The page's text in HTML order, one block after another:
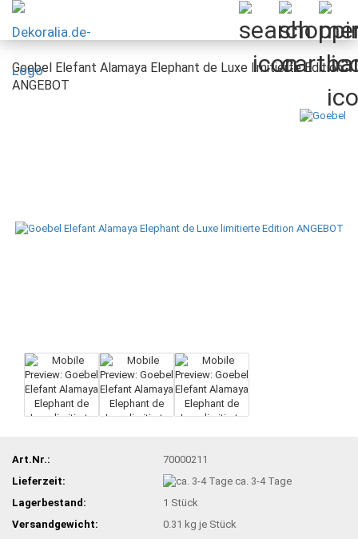
Goebel Elefant Alamaya Elephant de Luxe limitierte Edition
ANGEBOT
Art.Nr.:
70000211
Lieferzeit:
ca. 3-4 Tage
Lagerbestand:
1 Stück
Versandgewicht:
0.31 kg je Stück